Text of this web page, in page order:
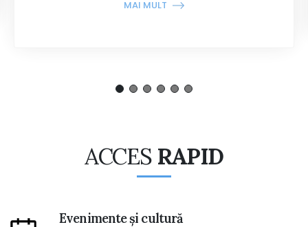
ACCES RAPID
Evenimente și cultură